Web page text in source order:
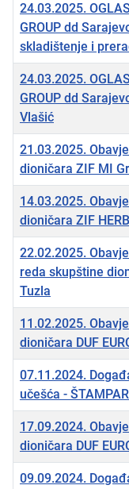
24.03.2025.
GROUP dd
skladištenje i
24.03.2025.
GROUP dd
Vlašić
21.03.2025.
dioničara ZIF MI
14.03.2025.
dioničara ZIF
22.02.2025.
reda skupštine
Tuzla
11.02.2025.
dioničara DUF
07.11.2024.
učešća -
17.09.2024.
dioničara DUF
09.09.2024.